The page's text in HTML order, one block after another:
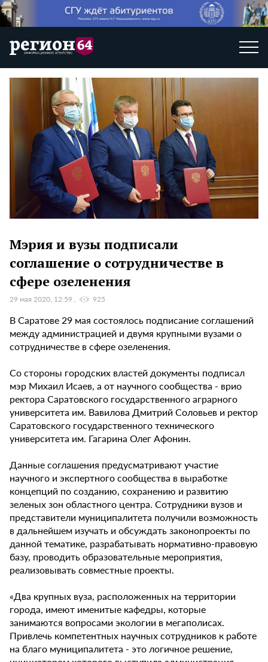
Мэрия и вузы подписали
соглашение о сотрудничестве в
сфере озеленения
29 мая 2020, 12:59 925
В Саратове 29 мая состоялось подписание соглашений
между администрацией и двумя крупными вузами о
сотрудничестве в сфере озеленения.
Со стороны городских властей документы подписал
мэр Михаил Исаев, а от научного сообщества - врио
ректора Саратовского государственного аграрного
университета им. Вавилова Дмитрий Соловьев и ректор
Саратовского государственного технического
университета им. Гагарина Олег Афонин.
Данные соглашения предусматривают участие
научного и экспертного сообщества в выработке
концепций по созданию, сохранению и развитию
зеленых зон областного центра. Сотрудники вузов и
представители муниципалитета получили возможность
в дальнейшем изучать и обсуждать законопроекты по
данной тематике, разрабатывать нормативно-правовую
базу, проводить образовательные мероприятия,
реализовывать совместные проекты.
«Два крупных вуза, расположенных на территории
города, имеют именитые кафедры, которые
занимаются вопросами экологии в мегаполисах.
Привлечь компетентных научных сотрудников к работе
на благо муниципалитета - это логичное решение,